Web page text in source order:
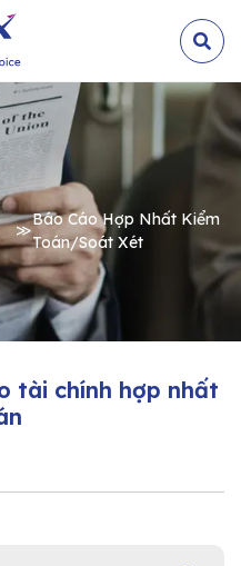
≫
Báo Cáo Hợp Nhất Kiểm
Toán/Soát Xét
tài chính hợp nhất